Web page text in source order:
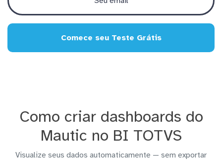
Comece seu Teste Grátis
Como criar dashboards do
Mautic no BI TOTVS
Visualize seus dados automaticamente — sem exportar